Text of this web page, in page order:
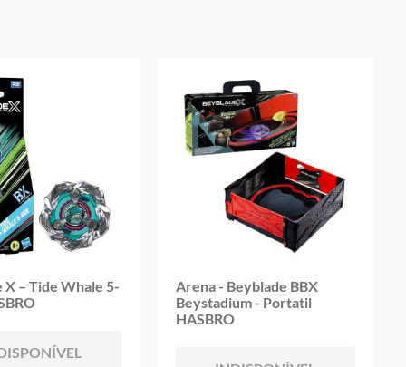
X – Tide Whale 5-
Arena - Beyblade BBX
Beystadium - Portatil
HASBRO